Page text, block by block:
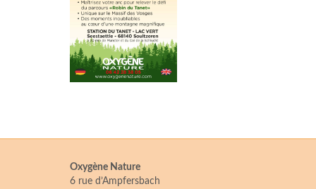
Oxygène Nature
6 rue d’Ampfersbach